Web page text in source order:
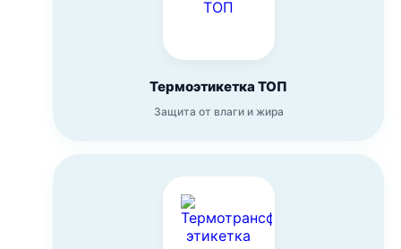
Термоэтикетка ТОП
Защита от влаги и жира